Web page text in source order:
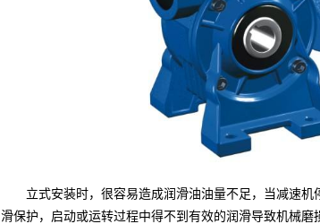
立式安装时，很容易造成润滑油油量不足，当减速机
滑保护，启动或运转过程中得不到有效的润滑导致机械磨